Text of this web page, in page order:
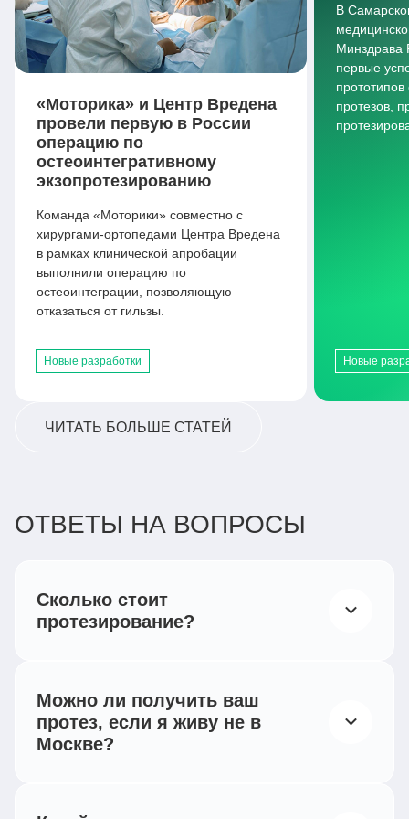
«Моторика» и Центр Вредена
провели первую в России
операцию по
остеоинтегративному
экзопротезированию
Команда «Моторики» совместно с
хирургами-ортопедами Центра Вредена
в рамках клинической апробации
выполнили операцию по
остеоинтеграции, позволяющую
отказаться от гильзы.
Новые разработки
В
первые
протезов,
Новые
ЧИТАТЬ БОЛЬШЕ СТАТЕЙ
ОТВЕТЫ НА ВОПРОСЫ
Сколько стоит
протезирование?
законодательству, все категории
инвалидов, при наличии
индивидуальной программы
техническими средствами реабилитации и
Можно ли получить ваш
протез, если я живу не в
Москве?
сотрудничаем с региональными протезно-